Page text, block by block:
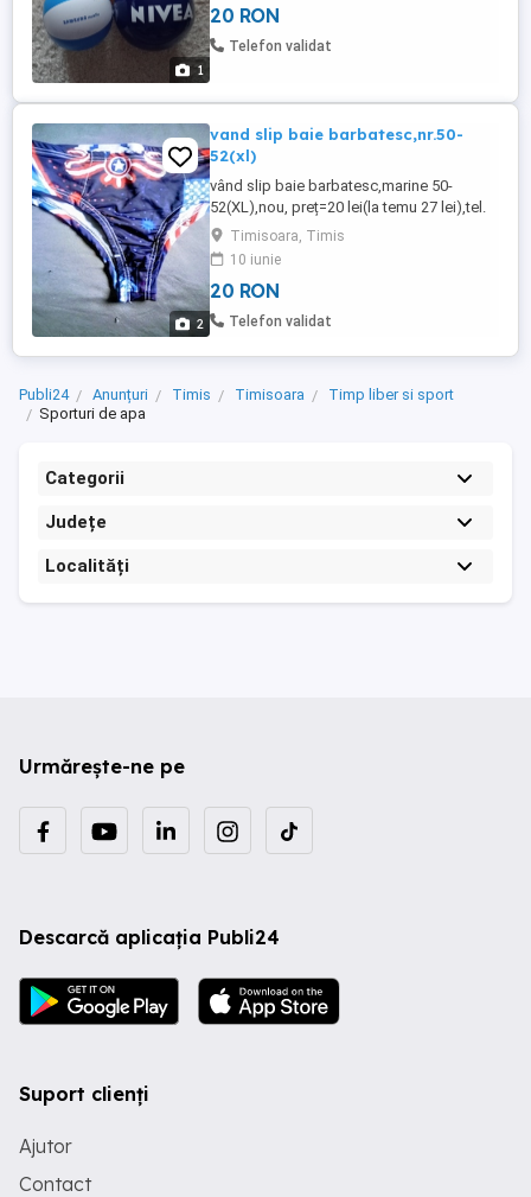
1
20 RON
Telefon validat
2
vand slip baie barbatesc,nr.50-
52(xl)
vând slip baie barbatesc,marine 50-
52(XL),nou, preț=20 lei(la temu 27 lei),tel.
,nu trimit in tara doar in tm
Timisoara, Timis
10 iunie
20 RON
Telefon validat
Publi24 Anunțuri Timis Timisoara
Timp liber si sport
Sporturi de apa
Categorii
Județe
Localități
Urmărește-ne pe
Descarcă aplicația Publi24
Suport clienți
Ajutor
Contact